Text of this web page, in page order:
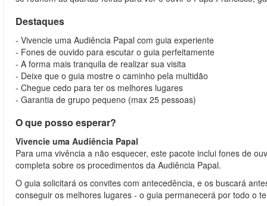
Destaques
- Vivencie uma Audiência Papal com guia experiente
- Fones de ouvido para escutar o guia perfeitamente
- A forma mais tranquila de realizar sua visita
- Deixe que o guia mostre o caminho pela multidão
- Chegue cedo para ter os melhores lugares
- Garantia de grupo pequeno (max 25 pessoas)
O que posso esperar?
Vivencie uma Audiência Papal
Para uma vivência a não esquecer, este pacote inclui fones de
completa sobre os procedimentos da Audiência Papal.
O guia solicitará os convites com antecedência, e os buscará
conseguir os melhores lugares - o guia permanecerá por todo o